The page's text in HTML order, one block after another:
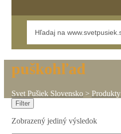
puškohľad
Svet Pušiek Slovensko > Produkty
Filter
Zobrazený jediný výsledok